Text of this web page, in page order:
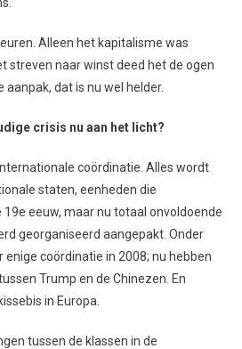
Alleen het kapitalisme was
streven naar winst deed het de ogen
dat is nu wel helder.
crisis nu aan het licht?
coördinatie. Alles wordt
staten, eenheden die
19e eeuw, maar nu totaal onvoldoende
georganiseerd aangepakt. Onder
enige coördinatie in 2008; nu hebben
Trump en de Chinezen. En
in Europa.
tussen de klassen in de